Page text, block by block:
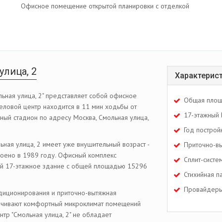
Офисное помещение открытой планировки с отделкой
2
улица, 2" представляет собой офисное
центр находится в 11 мин ходьбы от
стадион по адресу Москва, Смольная улица,
улица, 2 имеет уже внушительный возраст -
в 1989 году. Офисный комплекс
17-этажное здание с общей площадью 15296
и приточно-вытяжная
комфортный микроклимат помещений
"Смольная улица, 2" не обладает
Общая
17-этажный
Год
Приточно-
Сплит-
Стихийная